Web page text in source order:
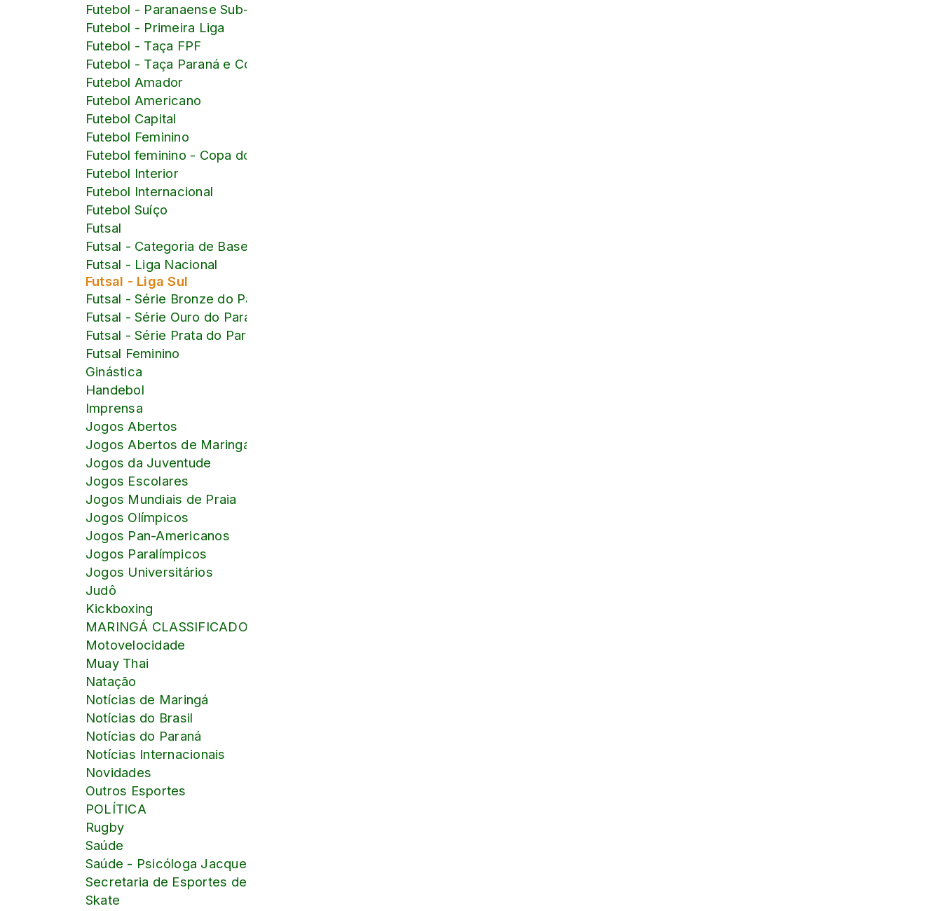
Futebol - Paranaense Sub-20
Futebol - Primeira Liga
Futebol - Taça FPF
Futebol - Taça Paraná e Copa Paraná
Futebol Amador
Futebol Americano
Futebol Capital
Futebol Feminino
Futebol feminino - Copa do Mundo da França
Futebol Interior
Futebol Internacional
Futebol Suíço
Futsal
Futsal - Categoria de Base
Futsal - Liga Nacional
Futsal - Liga Sul
Futsal - Série Bronze do Paranaense
Futsal - Série Ouro do Paranaense
Futsal - Série Prata do Paranaense
Futsal Feminino
Ginástica
Handebol
Imprensa
Jogos Abertos
Jogos Abertos de Maringá
Jogos da Juventude
Jogos Escolares
Jogos Mundiais de Praia
Jogos Olímpicos
Jogos Pan-Americanos
Jogos Paralímpicos
Jogos Universitários
Judô
Kickboxing
MARINGÁ CLASSIFICADOS online
Motovelocidade
Muay Thai
Natação
Notícias de Maringá
Notícias do Brasil
Notícias do Paraná
Notícias Internacionais
Novidades
Outros Esportes
POLÍTICA
Rugby
Saúde
Saúde - Psicóloga Jacqueline Pontalti
Secretaria de Esportes de Maringá
Skate